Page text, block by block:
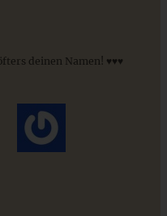
Apfelkompott-
deinen Namen! ♥♥♥